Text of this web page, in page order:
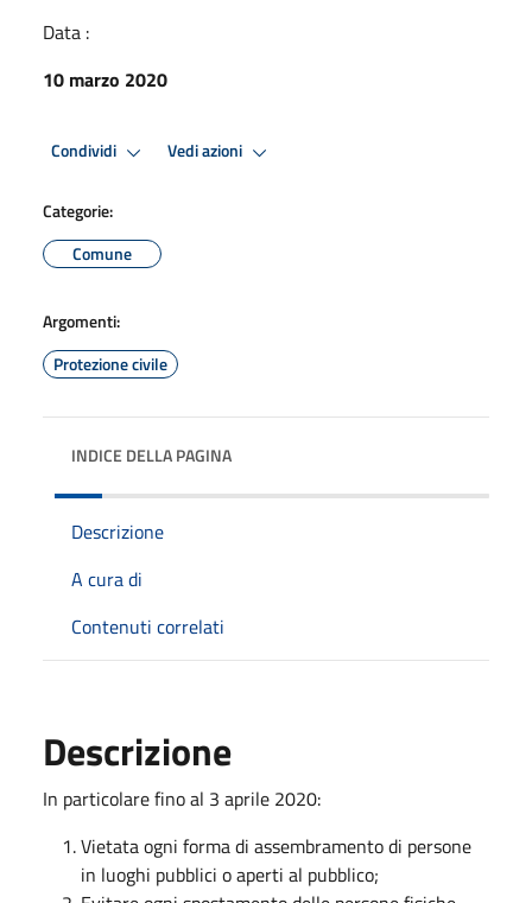
Data :
10 marzo 2020
Condividi Vedi azioni
Categorie:
Comune
Argomenti:
Protezione civile
INDICE DELLA PAGINA
Descrizione
A cura di
Contenuti correlati
Descrizione
In particolare fino al 3 aprile 2020:
Vietata ogni forma di assembramento di persone
in luoghi pubblici o aperti al pubblico;